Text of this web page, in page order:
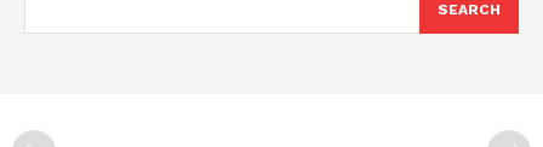
SEARCH